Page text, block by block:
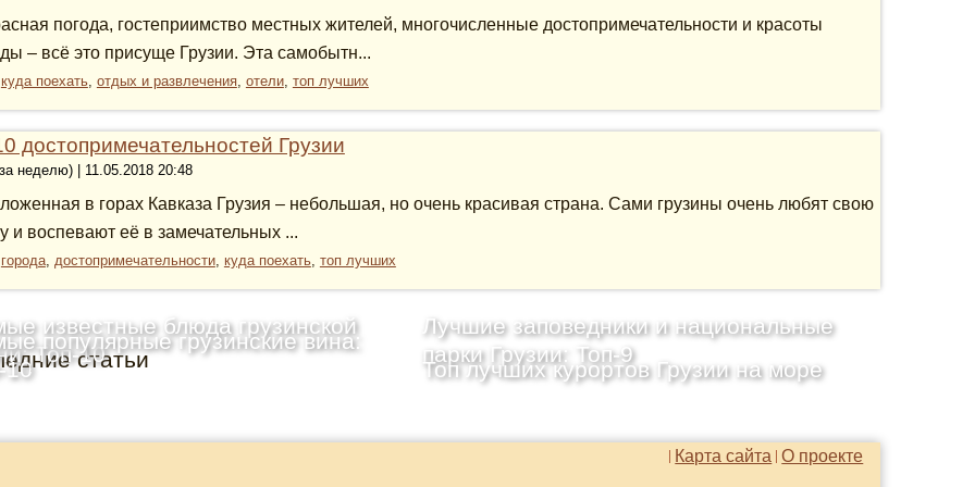
погода, гостеприимство местных жителей, многочисленные достопримечательности и красоты
– всё это присуще Грузии. Эта самобытн...
куда поехать, отдых и развлечения, отели, топ лучших
достопримечательностей Грузии
неделю) | 11.05.2018 20:48
в горах Кавказа Грузия – небольшая, но очень красивая страна. Сами грузины очень любят свою
и воспевают её в замечательных ...
города, достопримечательности, куда поехать, топ лучших
статьи
известные блюда грузинской
Топ-10
Лучшие заповедники и национальные
парки Грузии: Топ-9
популярные грузинские вина:
10
Топ лучших курортов Грузии на море
О проекте
Карта сайта